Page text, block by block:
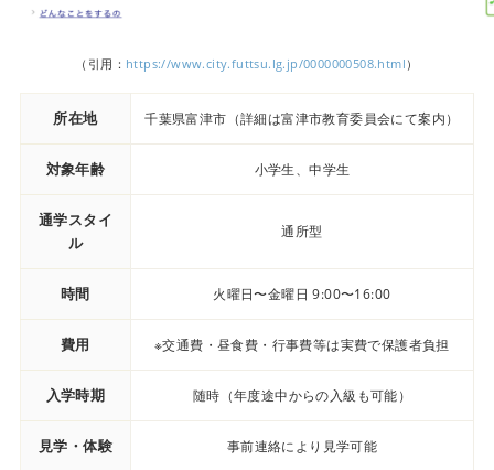
（引用： https://www.city.futtsu.lg.jp/0000000508.html ）
所在地 千葉県富津市（詳細は富津市教育委員会にて案内）
対象年齢 小学生、中学生
通学スタイ
ル
通所型
時間 火曜日〜金曜日 9:00〜16:00
費用 ※交通費・昼食費・行事費等は実費で保護者負担
入学時期 随時（年度途中からの入級も可能）
見学・体験 事前連絡により見学可能